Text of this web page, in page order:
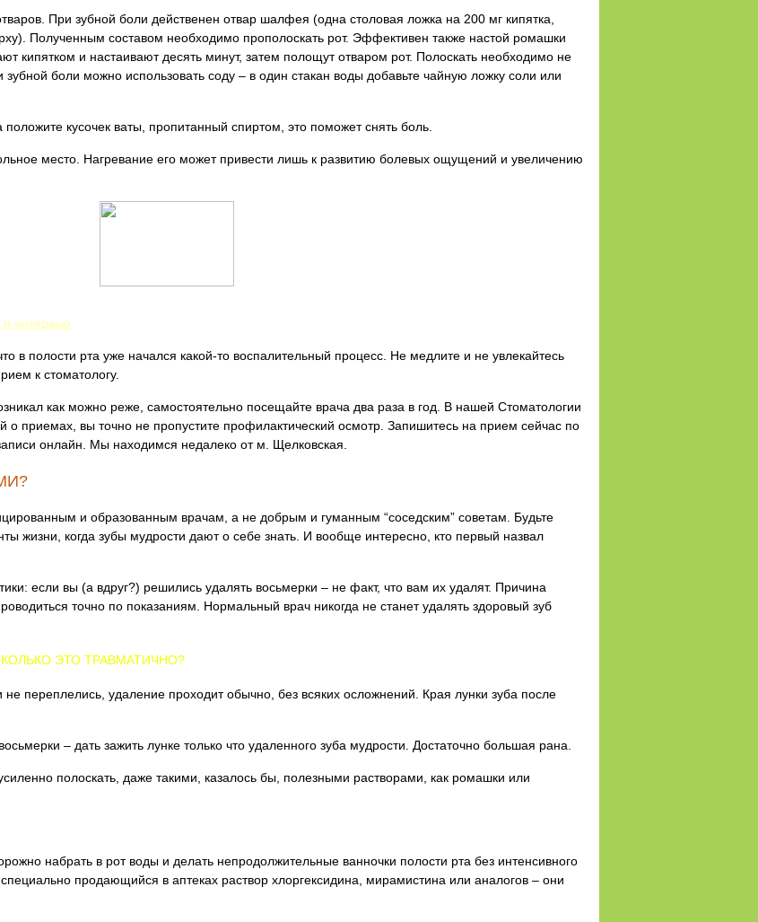
При зубной боли действенен отвар шалфея (одна столовая ложка на 200 мг кипятка,
Полученным составом необходимо прополоскать рот. Эффективен также настой ромашки
кипятком и настаивают десять минут, затем полощут отваром рот. Полоскать необходимо не
боли можно использовать соду – в один стакан воды добавьте чайную ложку соли или
кусочек ваты, пропитанный спиртом, это поможет снять боль.
место. Нагревание его может привести лишь к развитию болевых ощущений и увеличению
интервью
в полости рта уже начался какой-то воспалительный процесс. Не медлите и не увлекайтесь
к стоматологу.
как можно реже, самостоятельно посещайте врача два раза в год. В нашей Стоматологии
о приемах, вы точно не пропустите профилактический осмотр. Запишитесь на прием сейчас по
онлайн. Мы находимся недалеко от м. Щелковская.
и образованным врачам, а не добрым и гуманным “соседским” советам. Будьте
жизни, когда зубы мудрости дают о себе знать. И вообще интересно, кто первый назвал
если вы (а вдруг?) решились удалять восьмерки – не факт, что вам их удалят. Причина
точно по показаниям. Нормальный врач никогда не станет удалять здоровый зуб
ЭТО ТРАВМАТИЧНО?
переплелись, удаление проходит обычно, без всяких осложнений. Края лунки зуба после
– дать зажить лунке только что удаленного зуба мудрости. Достаточно большая рана.
полоскать, даже такими, казалось бы, полезными растворами, как ромашки или
набрать в рот воды и делать непродолжительные ванночки полости рта без интенсивного
продающийся в аптеках раствор хлоргексидина, мирамистина или аналогов – они